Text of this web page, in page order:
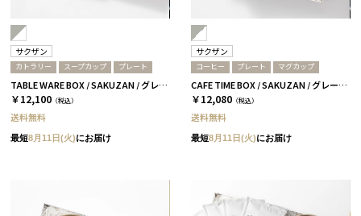
サクザン
カトラリー スープカップ プレート
TABLE WARE BOX / SAKUZAN / グレー＆ホワイト
￥12,100 （税込）
送料無料
最短8月11日(火)にお届け
サクザン
コーヒー プレート マグカップ
CAFE TIME BOX / SAKUZAN / グレー＆ホワイト
￥12,080 （税込）
送料無料
最短8月11日(火)にお届け